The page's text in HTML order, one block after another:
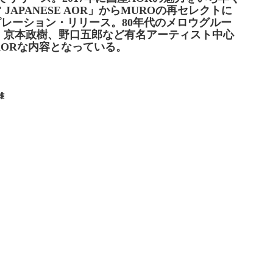
AOR」からMUROの再セレクトに
ーション・リリース。80年代のメロウグルー
本政樹、野口五郎など有名アーティスト中心
な内容となっている。